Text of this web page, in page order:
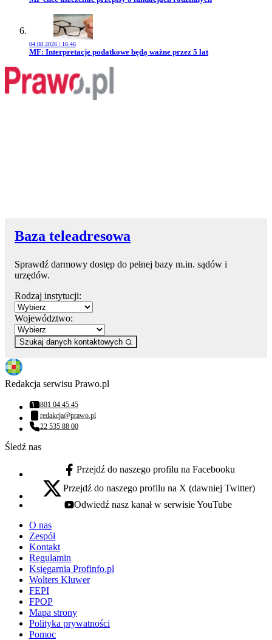
04.08.2026 | 16:46
Przejdź do artykułu:
MF: Interpretacje podatkowe będą ważne przez 5 lat
Baza teleadresowa
Sprawdź darmowy dostęp do pełnej bazy m.in. sądów i
urzędów.
Rodzaj instytucji:
Województwo:
Szukaj danych kontaktowych
Redakcja serwisu Prawo.pl
Numer telefonu:
801 04 45 45
Adres email:
redakcja@prawo.pl
Numer telefonu:
22 535 88 00
Śledź nas
facebook - otwiera się w nowej karcie
Przejdź do naszego profilu na Facebooku
x - otwiera się w nowej karcie
Przejdź do naszego profilu na X (dawniej Twitter)
youtube - otwiera się w nowej karcie
Odwiedź nasz kanał w serwisie YouTube
O nas
Zespół
Kontakt
Regulamin
Księgarnia Profinfo.pl
Wolters Kluwer
FEPI
FPOP
Mapa strony
Polityka prywatności
Pomoc